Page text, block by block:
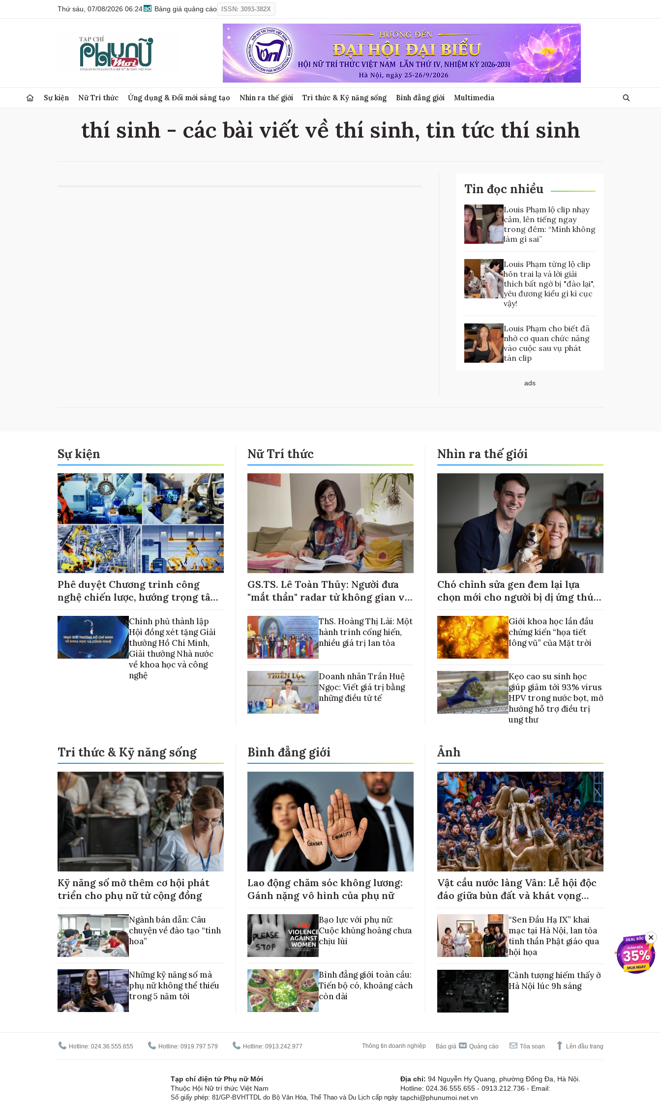
Thứ sáu, 07/08/2026 06:24 Bảng giá quảng cáo ISSN: 3093-382X
Sự kiện Nữ Trí thức Ứng dụng & Đổi mới sáng tạo Nhìn ra thế giới Tri thức & Kỹ năng sống Bình đẳng giới Multimedia
thí sinh - các bài viết về thí sinh, tin tức thí sinh
Tin đọc nhiều
Louis Phạm lộ clip nhạy
cảm, lên tiếng ngay
trong đêm: “Mình không
làm gì sai”
Louis Phạm từng lộ clip
hôn trai lạ và lời giải
thích bất ngờ bị "đào lại",
yêu đương kiểu gì kì cục
vậy!
Louis Phạm cho biết đã
nhờ cơ quan chức năng
vào cuộc sau vụ phát
tán clip
ads
Sự kiện
Phê duyệt Chương trình công
nghệ chiến lược, hướng trọng tâm
Chính phủ thành lập
Hội đồng xét tặng Giải
thưởng Hồ Chí Minh,
Giải thưởng Nhà nước
về khoa học và công
nghệ
Nữ Trí thức
GS.TS. Lê Toàn Thủy: Người đưa
"mắt thần" radar từ không gian về
ThS. Hoàng Thị Lài: Một
hành trình cống hiến,
nhiều giá trị lan tỏa
Doanh nhân Trần Huệ
Ngọc: Viết giá trị bằng
những điều tử tế
Nhìn ra thế giới
Chó chỉnh sửa gen đem lại lựa
chọn mới cho người bị dị ứng thú
Giới khoa học lần đầu
chứng kiến “họa tiết
lông vũ” của Mặt trời
Kẹo cao su sinh học
giúp giảm tới 93% virus
HPV trong nước bọt, mở
hướng hỗ trợ điều trị
ung thư
Tri thức & Kỹ năng sống
Kỹ năng số mở thêm cơ hội phát
triển cho phụ nữ từ cộng đồng
Ngành bán dẫn: Câu
chuyện về đào tạo “tinh
hoa”
Những kỹ năng số mà
phụ nữ không thể thiếu
trong 5 năm tới
Bình đẳng giới
Lao động chăm sóc không lương:
Gánh nặng vô hình của phụ nữ
Bạo lực với phụ nữ:
Cuộc khủng hoảng chưa
chịu lùi
Bình đẳng giới toàn cầu:
Tiến bộ có, khoảng cách
còn dài
Ảnh
Vật cầu nước làng Vân: Lễ hội độc
đáo giữa bùn đất và khát vọng
“Sen Đầu Hạ IX” khai
mạc tại Hà Nội, lan tỏa
tinh thần Phật giáo qua
hội họa
Cảnh tượng hiếm thấy ở
Hà Nội lúc 9h sáng
Hotline: 024.36.555.655 Hotline: 0919.797.579 Hotline: 0913.242.977 Thông tin doanh nghiệp Báo giá Quảng cáo Tòa soạn Lên đầu trang
Tạp chí điện tử Phụ nữ Mới
Thuộc Hội Nữ trí thức Việt Nam
Số giấy phép: 81/GP-BVHTTDL do Bộ Văn Hóa, Thể Thao và Du Lịch cấp ngày
Địa chỉ: 94 Nguyễn Hy Quang, phường Đống Đa, Hà Nội.
Hotline: 024.36.555.655 - 0913.212.736 - Email:
tapchi@phunumoi.net.vn
✕